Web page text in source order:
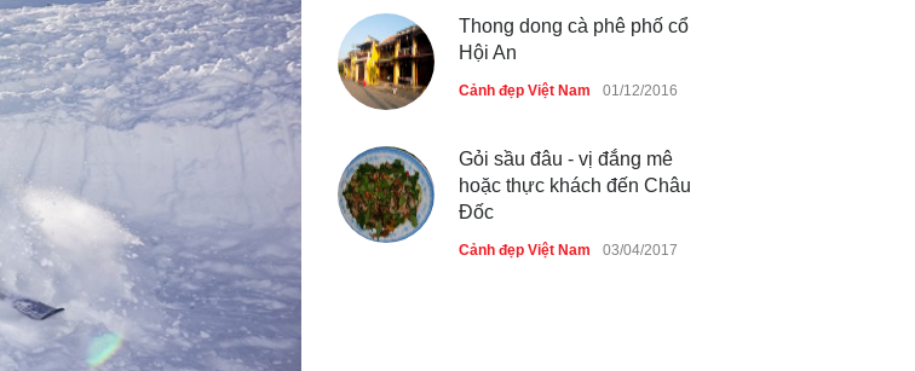
Thong dong cà phê phố cổ
Hội An
Cảnh đẹp Việt Nam 01/12/2016
Gỏi sầu đâu - vị đắng mê
hoặc thực khách đến Châu
Đốc
Cảnh đẹp Việt Nam 03/04/2017